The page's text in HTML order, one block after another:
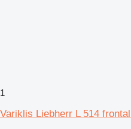
1
Variklis Liebherr L 514